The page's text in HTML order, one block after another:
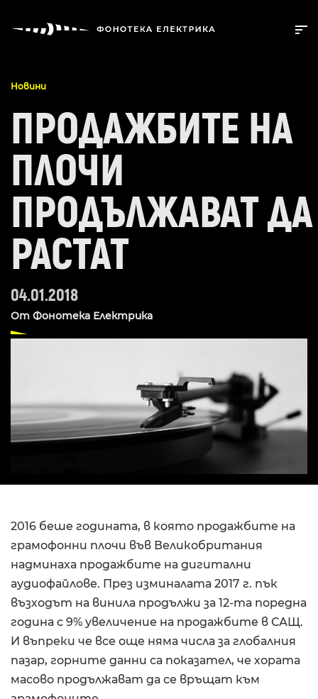
Новини
ПРОДАЖБИТЕ НА
ПЛОЧИ
ПРОДЪЛЖАВАТ ДА
РАСТАТ
04.01.2018
От Фонотека Електрика
2016 беше годината, в която продажбите на
грамофонни плочи във Великобритания
надминаха продажбите на дигитални
аудиофайлове. През изминалата 2017 г. пък
възходът на винила продължи за 12-та поредна
година с 9% увеличение на продажбите в САЩ.
И въпреки че все още няма числа за глобалния
пазар, горните данни са показател, че хората
масово продължават да се връщат към